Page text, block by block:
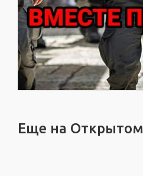
Еще на Открытом